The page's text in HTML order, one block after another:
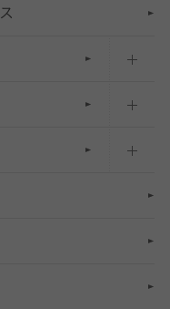
ぶし上）
手タイツ）
ス